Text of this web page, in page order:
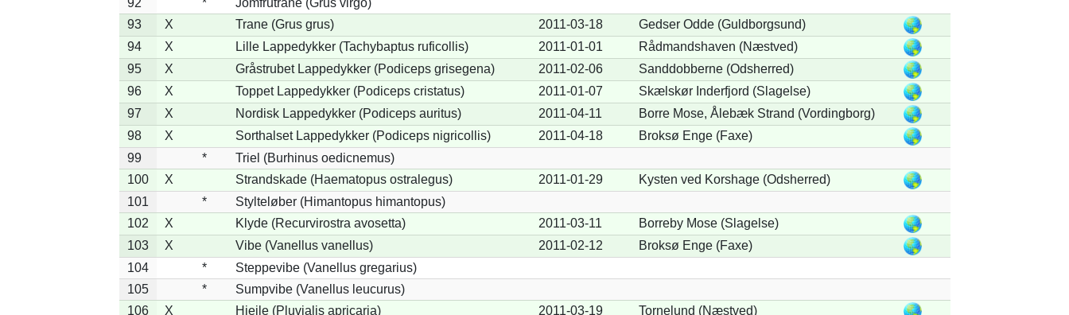
93
X Trane (Grus grus) 2011-03-18
Gedser Odde (Guldborgsund)
94
X Lille Lappedykker (Tachybaptus ruficollis) 2011-01-01
Rådmandshaven (Næstved)
95
X Gråstrubet Lappedykker (Podiceps grisegena) 2011-02-06
Sanddobberne (Odsherred)
96
X Toppet Lappedykker (Podiceps cristatus) 2011-01-07
Skælskør Inderfjord (Slagelse)
97
X Nordisk Lappedykker (Podiceps auritus) 2011-04-11
Borre Mose, Ålebæk Strand (Vordingborg)
98
X Sorthalset Lappedykker (Podiceps nigricollis) 2011-04-18
Broksø Enge (Faxe)
99
*
Triel (Burhinus oedicnemus)
100
X Strandskade (Haematopus ostralegus) 2011-01-29
Kysten ved Korshage (Odsherred)
101
*
Stylteløber (Himantopus himantopus)
102
X Klyde (Recurvirostra avosetta) 2011-03-11
Borreby Mose (Slagelse)
103
X Vibe (Vanellus vanellus) 2011-02-12
Broksø Enge (Faxe)
104
*
Steppevibe (Vanellus gregarius)
105
*
Sumpvibe (Vanellus leucurus)
106
X Hjejle (Pluvialis apricaria) 2011-03-19 Tornelund (Næstved)